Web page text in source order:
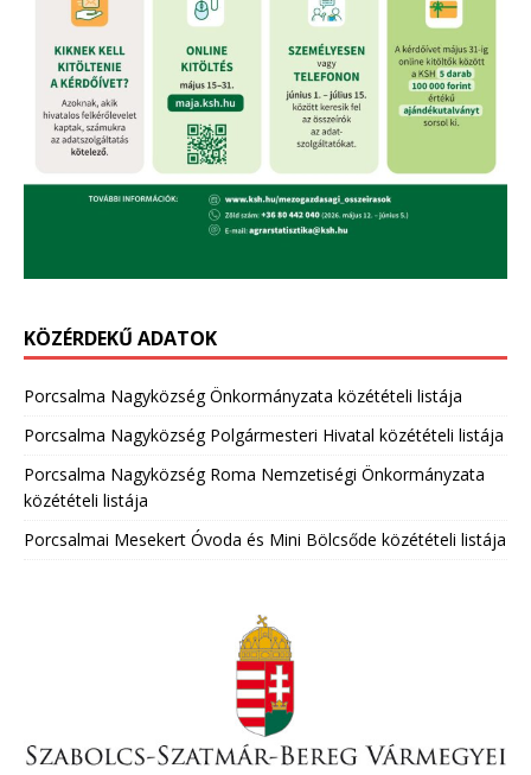
KÖZÉRDEKŰ ADATOK
Porcsalma Nagyközség Önkormányzata közétételi listája
Porcsalma Nagyközség Polgármesteri Hivatal közétételi listája
Porcsalma Nagyközség Roma Nemzetiségi Önkormányzata
közétételi listája
Porcsalmai Mesekert Óvoda és Mini Bölcsőde közétételi listája